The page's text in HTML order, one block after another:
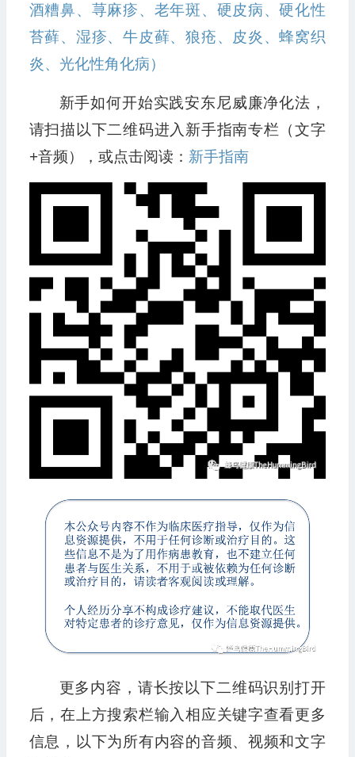
酒糟鼻、荨麻疹、老年斑、硬皮病、硬化性
苔藓、湿疹、牛皮藓、狼疮、皮炎、蜂窝织
炎、光化性角化病）
新手如何开始实践安东尼威廉净化法，
请扫描以下二维码进入新手指南专栏（文字
+音频），或点击阅读： 新手指南
更多内容，请长按以下二维码识别打开
后，在上方搜索栏输入相应关键字查看更多
信息，以下为所有内容的音频、视频和文字